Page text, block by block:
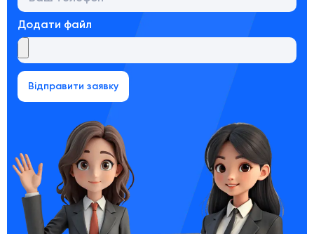
Додати файл
Відправити заявку